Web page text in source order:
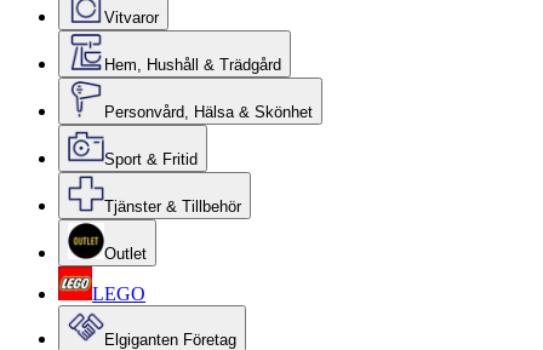
Vitvaror
Hem, Hushåll & Trädgård
Personvård, Hälsa & Skönhet
Sport & Fritid
Tjänster & Tillbehör
Outlet
LEGO
Elgiganten Företag